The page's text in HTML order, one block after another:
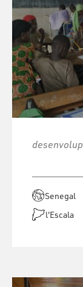
Senegal
l'Escala